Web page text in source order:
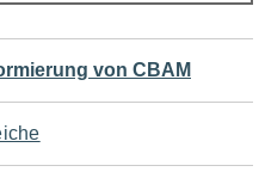
von CBAM